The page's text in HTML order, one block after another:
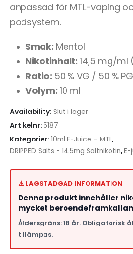
anpassad för MTL-vaping
podsystem.
Smak: Mentol
Nikotinhalt: 14,5 mg/ml
Ratio: 50 % VG / 50 % PG
Volym: 10 ml
Availability: Slut i lager
Artikelnr: 5187
Kategorier: 10ml E-Juice – MTL,
DRIPPED Salts - 14.5mg Saltnikotin,E-
⚠️ LAGSTADGAD INFORMATION
Denna produkt innehåller
mycket
Åldersgräns: 18 år. Obligatorisk
tillämpas.